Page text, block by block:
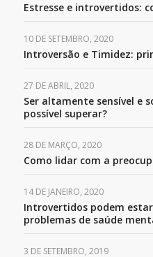
Estresse e introvertidos:
10 DE SETEMBRO, 2020
Introversão e Timidez:
27 DE ABRIL, 2020
Ser altamente sensível e
possível superar?
28 DE MARÇO, 2020
Como lidar com a
14 DE JANEIRO, 2020
Introvertidos podem
problemas de saúde
3 DE SETEMBRO, 2019